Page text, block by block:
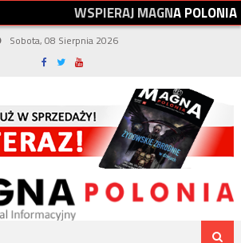
WSPIERAJMAGNAPOLONIA
Sobota, 08 Sierpnia 2026